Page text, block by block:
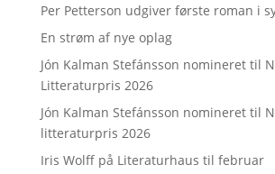
Per Petterson udgiver første roman i
En strøm af nye oplag
Jón Kalman Stefánsson nomineret til
Litteraturpris 2026
Jón Kalman Stefánsson nomineret til
litteraturpris 2026
Iris Wolff på Literaturhaus til februar